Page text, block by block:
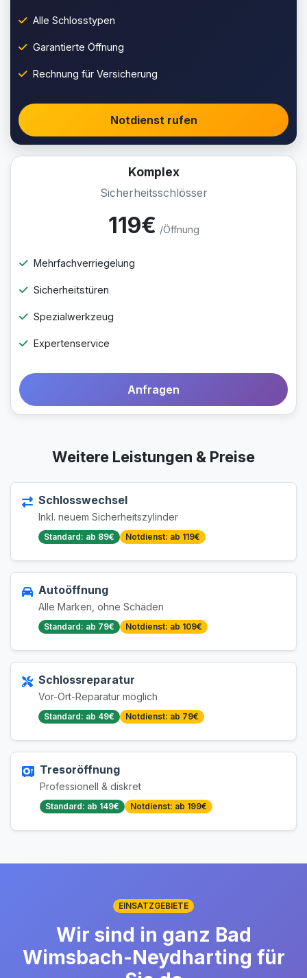
Alle Schlosstypen
Garantierte Öffnung
Rechnung für Versicherung
Notdienst rufen
Komplex
Sicherheitsschlösser
119€ /Öffnung
Mehrfachverriegelung
Sicherheitstüren
Spezialwerkzeug
Expertenservice
Anfragen
Weitere Leistungen & Preise
Schlosswechsel
Inkl. neuem Sicherheitszylinder
Standard: ab 89€ Notdienst: ab 119€
Autoöffnung
Alle Marken, ohne Schäden
Standard: ab 79€ Notdienst: ab 109€
Schlossreparatur
Vor-Ort-Reparatur möglich
Standard: ab 49€ Notdienst: ab 79€
Tresoröffnung
Professionell & diskret
Standard: ab 149€ Notdienst: ab 199€
EINSATZGEBIETE
Wir sind in ganz Bad
Wimsbach-Neydharting für